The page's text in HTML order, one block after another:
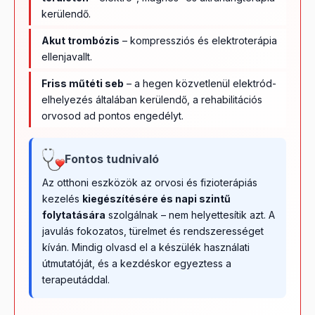
kerülendő.
Akut trombózis – kompressziós és elektroterápia
ellenjavallt.
Friss műtéti seb – a hegen közvetlenül elektród-
elhelyezés általában kerülendő, a rehabilitációs
orvosod ad pontos engedélyt.
Fontos tudnivaló
Az otthoni eszközök az orvosi és fizioterápiás
kezelés kiegészítésére és napi szintű
folytatására szolgálnak – nem helyettesítik azt. A
javulás fokozatos, türelmet és rendszerességet
kíván. Mindig olvasd el a készülék használati
útmutatóját, és a kezdéskor egyeztess a
terapeutáddal.